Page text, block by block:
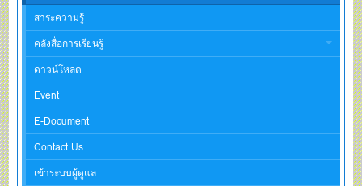
สาระความรู้
คลังสื่อการเรียนรู้
ดาวน์โหลด
Event
E-Document
Contact Us
เข้าระบบผู้ดูแล